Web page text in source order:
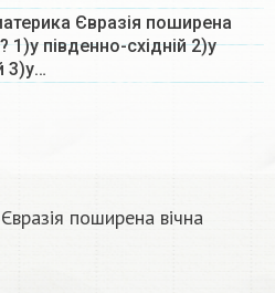
Євразія поширена
1)у південно-східній 2)у
3)у…
поширена вічна